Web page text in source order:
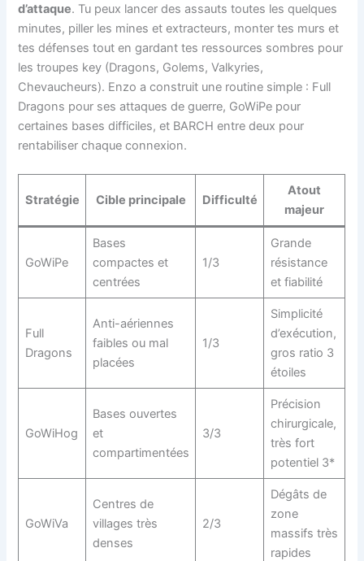
d’attaque. Tu peux lancer des assauts toutes les quelques
minutes, piller les mines et extracteurs, monter tes murs et
tes défenses tout en gardant tes ressources sombres pour
les troupes key (Dragons, Golems, Valkyries,
Chevaucheurs). Enzo a construit une routine simple : Full
Dragons pour ses attaques de guerre, GoWiPe pour
certaines bases difficiles, et BARCH entre deux pour
rentabiliser chaque connexion.
Stratégie Cible principale Difficulté
Atout
majeur
GoWiPe
Bases
compactes et
centrées
1/3
Grande
résistance
et fiabilité
Full
Dragons
Anti-aériennes
faibles ou mal
placées
1/3
Simplicité
d’exécution,
gros ratio 3
étoiles
GoWiHog
Bases ouvertes
et
compartimentées
3/3
Précision
chirurgicale,
très fort
potentiel 3*
GoWiVa
Centres de
villages très
denses
2/3
Dégâts de
zone
massifs très
rapides